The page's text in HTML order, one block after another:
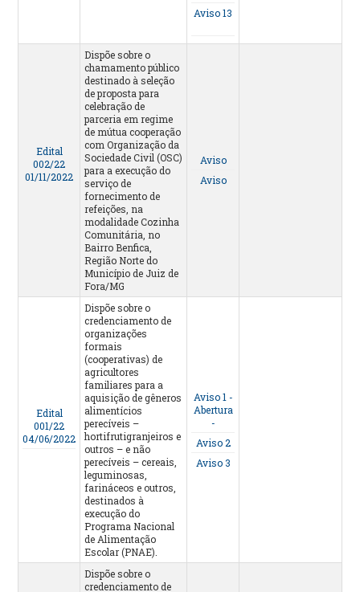
Aviso 13
Edital
002/22
01/11/2022
Dispõe sobre o
chamamento público
destinado à seleção
de proposta para
celebração de
parceria em regime
de mútua cooperação
com Organização da
Sociedade Civil (OSC)
para a execução do
serviço de
fornecimento de
refeições, na
modalidade Cozinha
Comunitária, no
Bairro Benfica,
Região Norte do
Município de Juiz de
Fora/MG
Aviso
Aviso
Edital
001/22
04/06/2022
Dispõe sobre o
credenciamento de
organizações
formais
(cooperativas) de
agricultores
familiares para a
aquisição de gêneros
alimentícios
perecíveis –
hortifrutigranjeiros e
outros – e não
perecíveis – cereais,
leguminosas,
farináceos e outros,
destinados à
execução do
Programa Nacional
de Alimentação
Escolar (PNAE).
Aviso 1 -
Abertura
-
Aviso 2
Aviso 3
Dispõe sobre o
credenciamento de